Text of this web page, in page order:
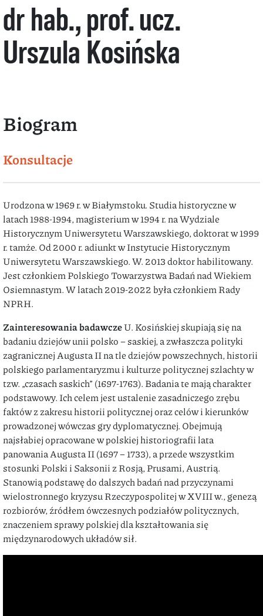
dr hab., prof. ucz.
Urszula Kosińska
Biogram
Konsultacje
Urodzona w 1969 r. w Białymstoku. Studia historyczne w
latach 1988-1994, magisterium w 1994 r. na Wydziale
Historycznym Uniwersytetu Warszawskiego, doktorat w 1999
r. tamże. Od 2000 r. adiunkt w Instytucie Historycznym
Uniwersytetu Warszawskiego. W. 2013 doktor habilitowany.
Jest członkiem Polskiego Towarzystwa Badań nad Wiekiem
Osiemnastym. W latach 2019-2022 była członkiem Rady
NPRH.
Zainteresowania badawczeU. Kosińskiej skupiają się na
badaniu dziejów unii polsko – saskiej, a zwłaszcza polityki
zagranicznej Augusta II na tle dziejów powszechnych, historii
polskiego parlamentaryzmu i kulturze politycznej szlachty w
tzw. „czasach saskich” (1697-1763). Badania te mają charakter
podstawowy. Ich celem jest ustalenie zasadniczego zrębu
faktów z zakresu historii politycznej oraz celów i kierunków
prowadzonej wówczas gry dyplomatycznej. Obejmują
najsłabiej opracowane w polskiej historiografii lata
panowania Augusta II (1697 – 1733), a przede wszystkim
stosunki Polski i Saksonii z Rosją, Prusami, Austrią.
Stanowią podstawę do dalszych badań nad przyczynami
wielostronnego kryzysu Rzeczypospolitej w XVIII w., genezą
rozbiorów, źródłem ówczesnych podziałów politycznych,
znaczeniem sprawy polskiej dla kształtowania się
międzynarodowych układów sił.